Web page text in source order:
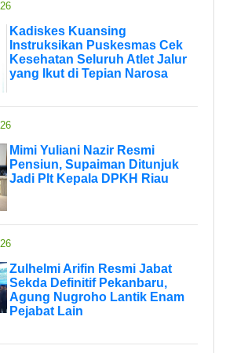
Kadiskes Kuansing
Instruksikan Puskesmas Cek
Kesehatan Seluruh Atlet Jalur
yang Ikut di Tepian Narosa
Mimi Yuliani Nazir Resmi
Pensiun, Supaiman Ditunjuk
Jadi Plt Kepala DPKH Riau
Zulhelmi Arifin Resmi Jabat
Sekda Definitif Pekanbaru,
Agung Nugroho Lantik Enam
Pejabat Lain